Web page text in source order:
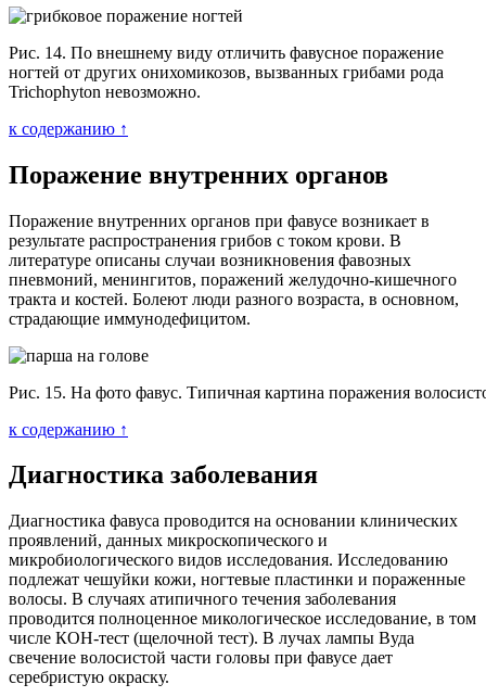
Рис. 14. По внешнему виду отличить фавусное поражение
ногтей от других онихомикозов, вызванных грибами рода
Trichophyton невозможно.
к содержанию ↑
Поражение внутренних органов
Поражение внутренних органов при фавусе возникает в
результате распространения грибов с током крови. В
литературе описаны случаи возникновения фавозных
пневмоний, менингитов, поражений желудочно-кишечного
тракта и костей. Болеют люди разного возраста, в основном,
страдающие иммунодефицитом.
Рис. 15. На фото фавус. Типичная картина поражения
к содержанию ↑
Диагностика заболевания
Диагностика фавуса проводится на основании клинических
проявлений, данных микроскопического и
микробиологического видов исследования. Исследованию
подлежат чешуйки кожи, ногтевые пластинки и пораженные
волосы. В случаях атипичного течения заболевания
проводится полноценное микологическое исследование, в том
числе КОН-тест (щелочной тест). В лучах лампы Вуда
свечение волосистой части головы при фавусе дает
серебристую окраску.